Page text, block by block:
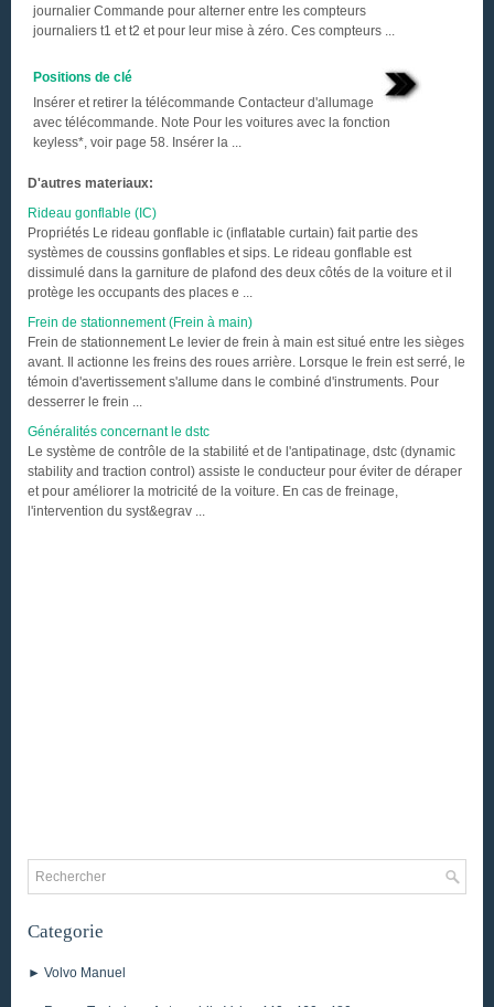
journalier Commande pour alterner entre les compteurs
journaliers t1 et t2 et pour leur mise à zéro. Ces compteurs ...
Positions de clé
Insérer et retirer la télécommande Contacteur d'allumage
avec télécommande. Note Pour les voitures avec la fonction
keyless*, voir page 58. Insérer la ...
D'autres materiaux:
Rideau gonflable (IC)
Propriétés Le rideau gonflable ic (inflatable curtain) fait partie des
systèmes de coussins gonflables et sips. Le rideau gonflable est
dissimulé dans la garniture de plafond des deux côtés de la voiture et il
protège les occupants des places e ...
Frein de stationnement (Frein à main)
Frein de stationnement Le levier de frein à main est situé entre les sièges
avant. Il actionne les freins des roues arrière. Lorsque le frein est serré, le
témoin d'avertissement s'allume dans le combiné d'instruments. Pour
desserrer le frein ...
Généralités concernant le dstc
Le système de contrôle de la stabilité et de l'antipatinage, dstc (dynamic
stability and traction control) assiste le conducteur pour éviter de déraper
et pour améliorer la motricité de la voiture. En cas de freinage,
l'intervention du syst&egrav ...
Categorie
► Volvo Manuel